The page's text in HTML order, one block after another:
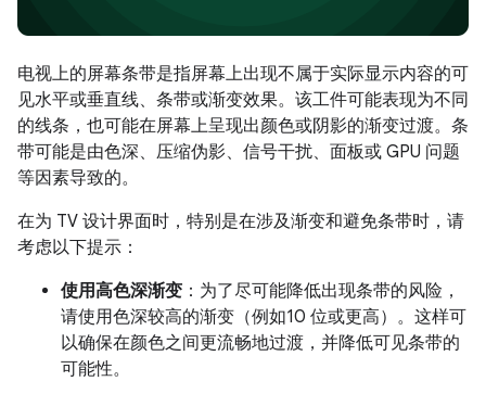
电视上的屏幕条带是指屏幕上出现不属于实际显示内容的可
见水平或垂直线、条带或渐变效果。该工件可能表现为不同
的线条，也可能在屏幕上呈现出颜色或阴影的渐变过渡。条
带可能是由色深、压缩伪影、信号干扰、面板或 GPU 问题
等因素导致的。
在为 TV 设计界面时，特别是在涉及渐变和避免条带时，请
考虑以下提示：
使用高色深渐变 ：为了尽可能降低出现条带的风险，
请使用色深较高的渐变（例如10 位或更高）。这样可
以确保在颜色之间更流畅地过渡，并降低可见条带的
可能性。